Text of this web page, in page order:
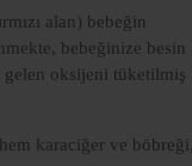
alan) bebeğin
bebeğinize besin
oksijeni tüketilmiş
karaciğer ve